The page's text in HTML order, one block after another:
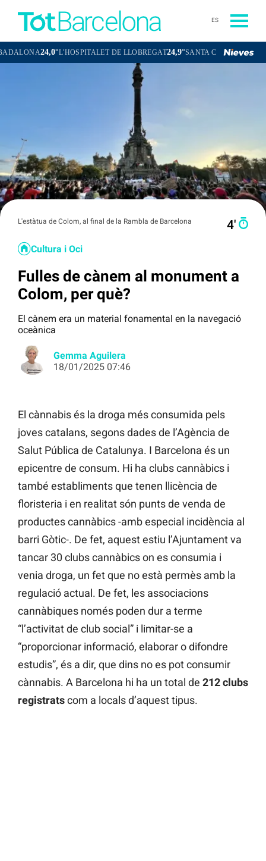
ES
24,0°L'HOSPITALET DE LLOBREGAT24,9°SANTA COLOMA DE
L'estàtua de Colom, al final de la Rambla de Barcelona 4′
Cultura i Oci
Fulles de cànem al monument a
Colom, per què?
El cànem era un material fonamental en la navegació
oceànica
Gemma Aguilera
18/01/2025 07:46
El cànnabis és la droga més consumida pels
joves catalans, segons dades de l’Agència de
Salut Pública de Catalunya. I Barcelona és un
epicentre de consum. Hi ha clubs cannàbics i
també establiments que tenen llicència de
floristeria i en realitat són punts de venda de
productes cannàbics -amb especial incidència al
barri Gòtic-. De fet, aquest estiu l’Ajuntament va
tancar 30 clubs cannàbics on es consumia i
venia droga, un fet que no està permès amb la
regulació actual. De fet, les associacions
cannàbiques només poden dur a terme
“l’activitat de club social” i limitar-se a
“proporcionar informació, elaborar o difondre
estudis”, és a dir, que dins no es pot consumir
cànnabis. A Barcelona hi ha un total de 212 clubs
registratscom a locals d’aquest tipus.